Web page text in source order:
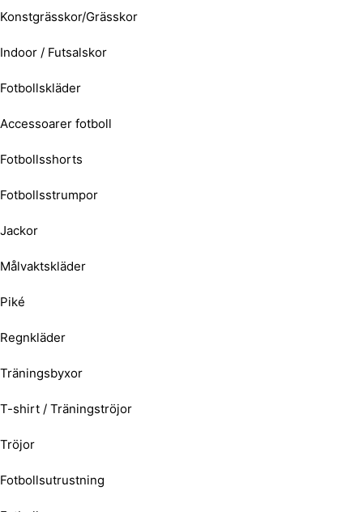
Konstgrässkor/Grässkor
Indoor / Futsalskor
Fotbollskläder
Accessoarer fotboll
Fotbollsshorts
Fotbollsstrumpor
Jackor
Målvaktskläder
Piké
Regnkläder
Träningsbyxor
T-shirt / Träningströjor
Tröjor
Fotbollsutrustning